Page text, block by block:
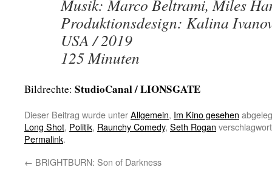
Musik: Marco Beltrami, Miles
Produktionsdesign: Kalina
USA / 2019
125 Minuten
Bildrechte: StudioCanal / LIONSGATE
Dieser Beitrag wurde unterAllgemein, Im Kino gesehen
Long Shot, Politik, Raunchy Comedy, Seth Rogan
Permalink.
← BRIGHTBURN: Son of Darkness